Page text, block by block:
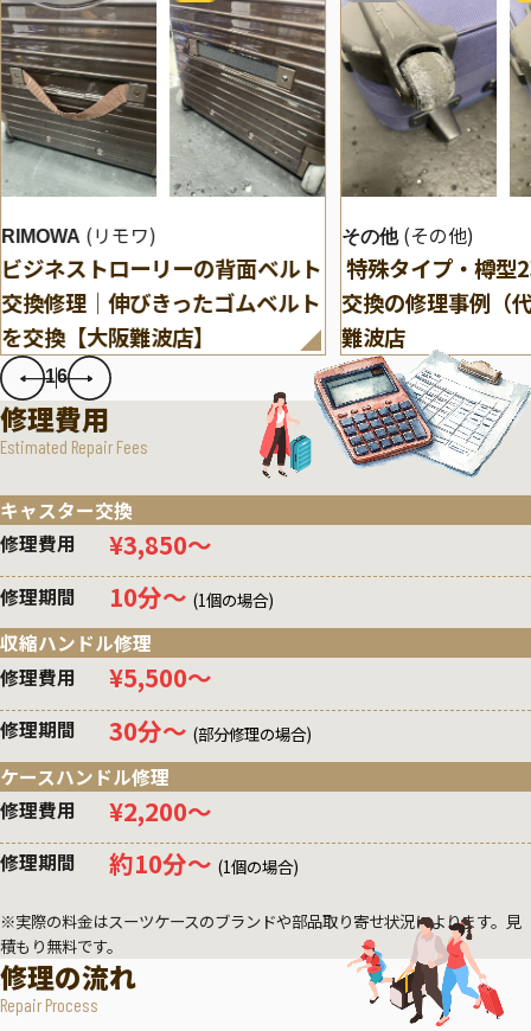
RIMOWA (リモワ)
ビジネストローリーの背面ベルト
交換修理｜伸びきったゴムベルト
を交換【大阪難波店】
その他 (その他)
特殊タイプ・樽型
交換の修理事例（
難波店
16
修理費用
Estimated Repair Fees
キャスター交換
修理費用
¥3,850〜
修理期間 10分〜 (1個の場合)
収縮ハンドル修理
修理費用
¥5,500〜
修理期間 30分〜 (部分修理の場合)
ケースハンドル修理
修理費用
¥2,200〜
修理期間 約10分〜 (1個の場合)
※実際の料金はスーツケースのブランドや部品取り寄せ状況によります。見
積もり無料です。
修理の流れ
Repair Process